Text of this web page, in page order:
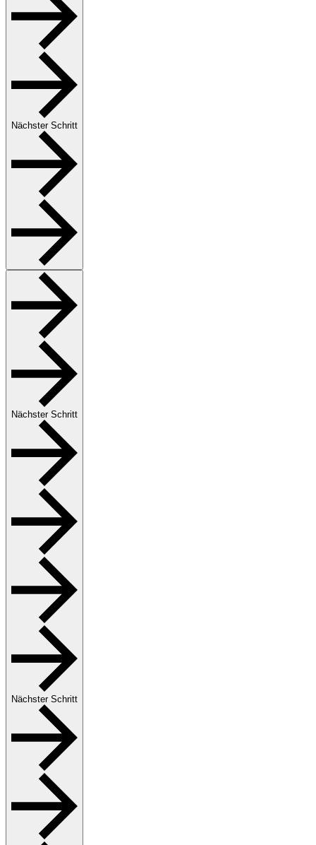
Nächster Schritt
Nächster Schritt
Nächster Schritt